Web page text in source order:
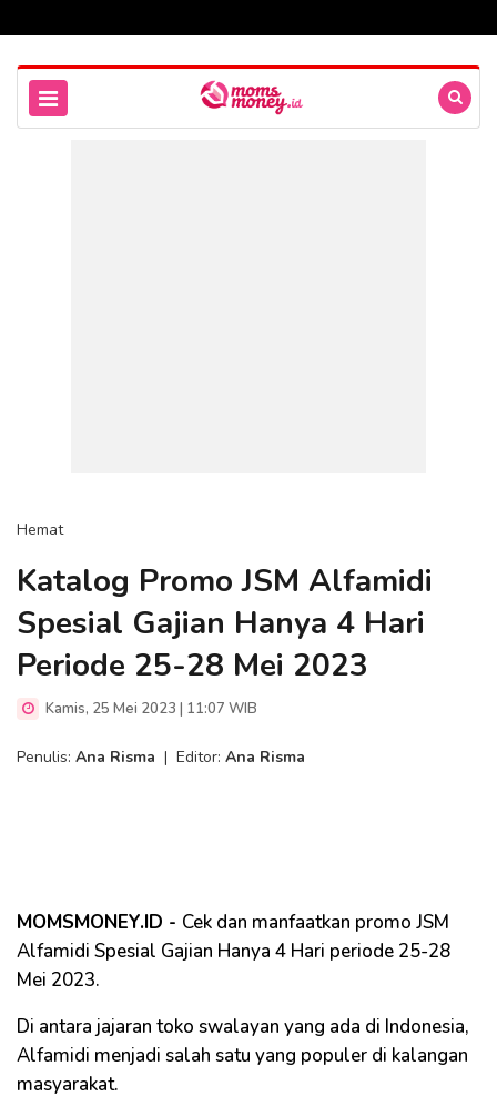
Hemat
Katalog Promo JSM Alfamidi
Spesial Gajian Hanya 4 Hari
Periode 25-28 Mei 2023
Kamis, 25 Mei 2023 | 11:07 WIB
Penulis: Ana Risma | Editor: Ana Risma
MOMSMONEY.ID - Cek dan manfaatkan promo JSM
Alfamidi Spesial Gajian Hanya 4 Hari periode 25-28
Mei 2023.
Di antara jajaran toko swalayan yang ada di Indonesia,
Alfamidi menjadi salah satu yang populer di kalangan
masyarakat.